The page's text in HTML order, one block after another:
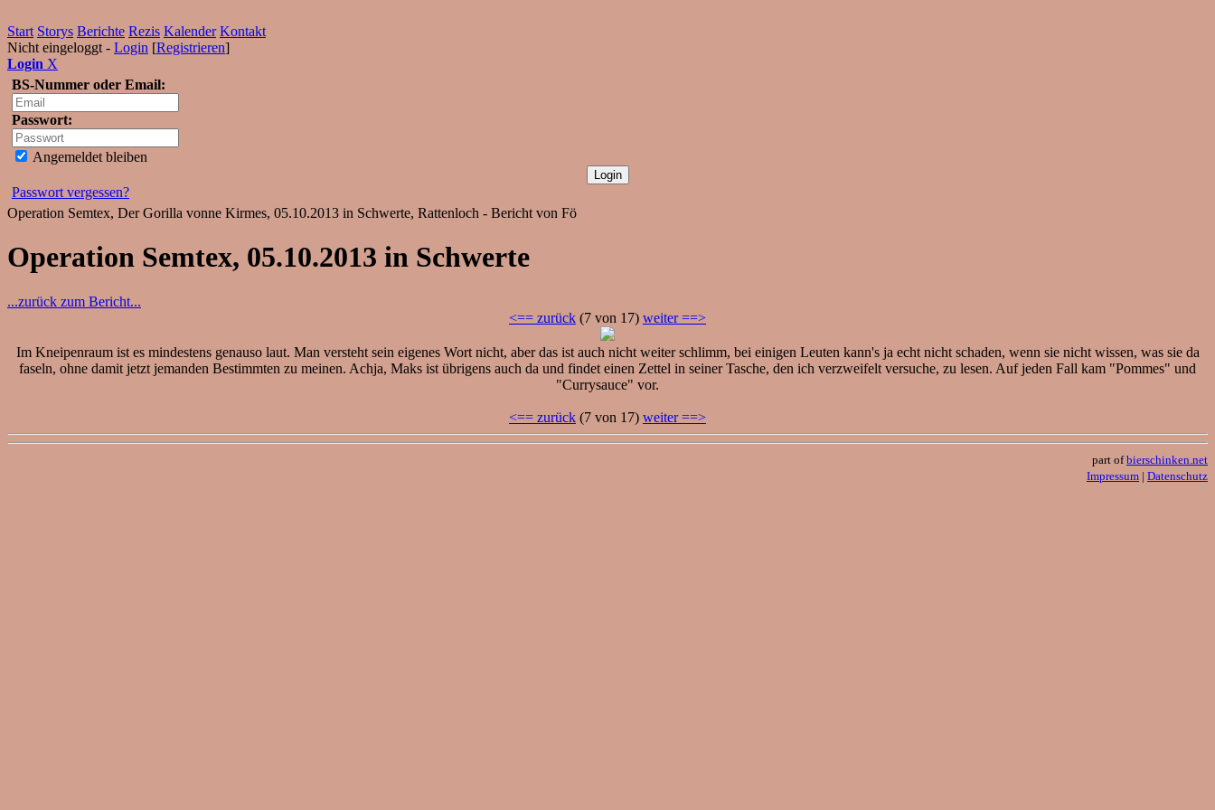
Start Storys Berichte Rezis Kalender Kontakt
Nicht eingeloggt - Login [Registrieren]
Login X
BS-Nummer oder Email:
Passwort:
Angemeldet bleiben
Passwort vergessen?
Operation Semtex, Der Gorilla vonne Kirmes, 05.10.2013 in Schwerte, Rattenloch - Bericht von Fö
Operation Semtex, 05.10.2013 in Schwerte
...zurück zum Bericht...
<== zurück (7 von 17) weiter ==>
Im Kneipenraum ist es mindestens genauso laut. Man versteht sein eigenes Wort nicht, aber das ist auch nicht weiter schlimm, bei einigen Leuten kann's ja echt nicht schaden, wenn sie nicht wissen, was sie da
faseln, ohne damit jetzt jemanden Bestimmten zu meinen. Achja, Maks ist übrigens auch da und findet einen Zettel in seiner Tasche, den ich verzweifelt versuche, zu lesen. Auf jeden Fall kam "Pommes" und
"Currysauce" vor.
<== zurück (7 von 17) weiter ==>
part ofbierschinken.net
Impressum | Datenschutz